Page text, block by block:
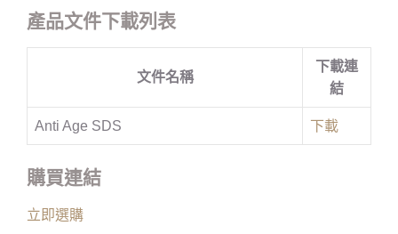
產品文件下載列表
文件名稱
下載連
結
Anti Age SDS 下載
購買連結
立即選購